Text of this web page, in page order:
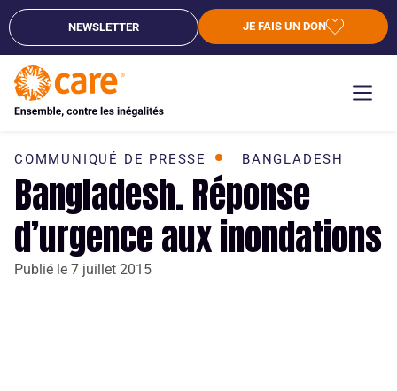
NEWSLETTER JE FAIS UN DON
COMMUNIQUÉ DE PRESSE BANGLADESH
Bangladesh. Réponse
d’urgence aux inondations
Publié le 7 juillet 2015